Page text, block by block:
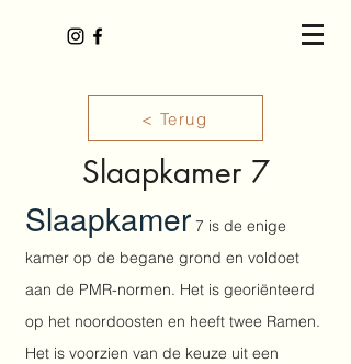
< Terug
Slaapkamer 7
Slaapkamer 7 is de enige
kamer op de begane grond en voldoet
aan de PMR-normen. Het is georiënteerd
op het noordoosten en heeft twee Ramen.
Het is voorzien van de keuze uit een